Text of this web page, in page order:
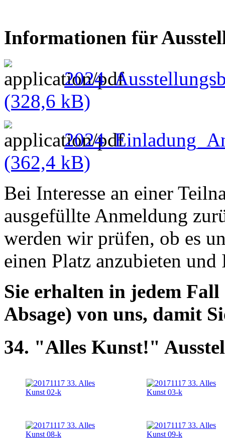
Informationen für
(328,6 kB)
(362,4 kB)
Bei Interesse an einer
ausgefüllte Anmeldung
werden wir prüfen, ob es
einen Platz anzubieten und
Sie erhalten in jedem
Absage) von uns, damit
34. "Alles Kunst!"